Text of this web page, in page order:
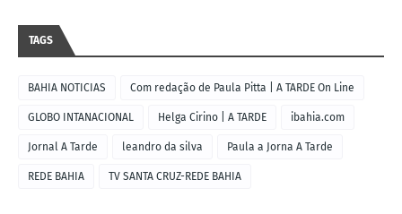
TAGS
BAHIA NOTICIAS Com redação de Paula Pitta | A TARDE On Line
GLOBO INTANACIONAL Helga Cirino | A TARDE ibahia.com
Jornal A Tarde leandro da silva Paula a Jorna A Tarde
REDE BAHIA TV SANTA CRUZ-REDE BAHIA